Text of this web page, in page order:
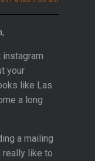
your
like Las
a long
a mailing
really like to